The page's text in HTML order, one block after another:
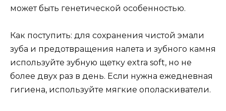
может быть генетической особенностью.
Как поступить: для сохранения чистой эмали
зуба и предотвращения налета и зубного камня
используйте зубную щетку extra soft, но не
более двух раз в день. Если нужна ежедневная
гигиена, используйте мягкие ополаскиватели.